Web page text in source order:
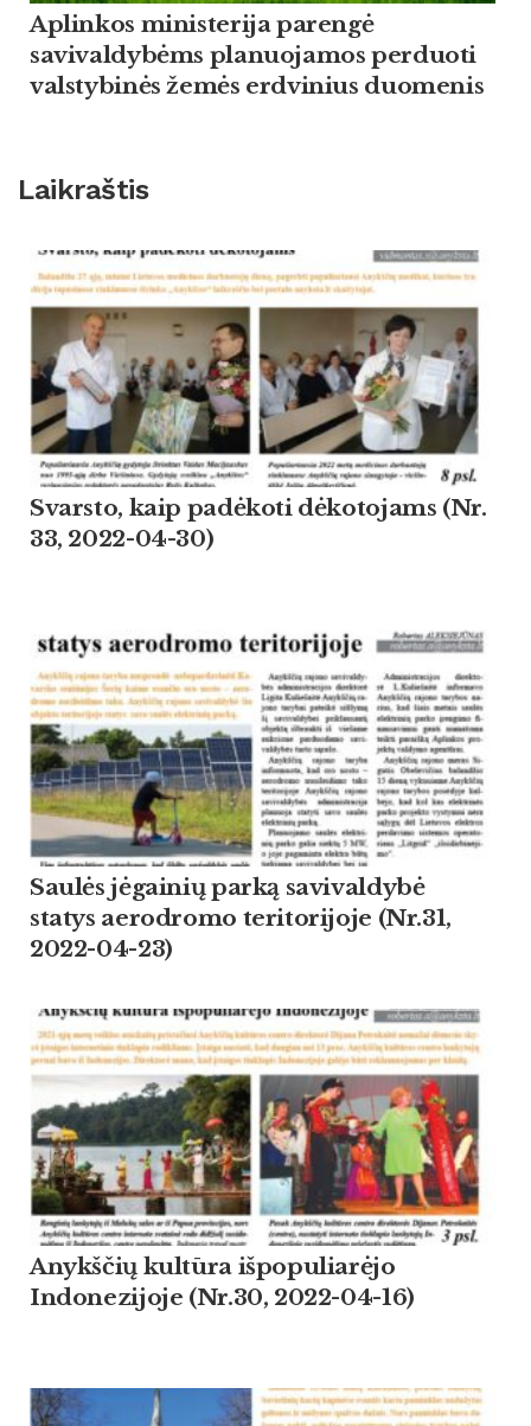
Aplinkos ministerija parengė
savivaldybėms planuojamos perduoti
valstybinės žemės erdvinius duomenis
Laikraštis
Svarsto, kaip padėkoti dėkotojams (Nr.
33, 2022-04-30)
Saulės jėgainių parką savivaldybė
statys aerodromo teritorijoje (Nr.31,
2022-04-23)
Anykščių kultūra išpopuliarėjo
Indonezijoje (Nr.30, 2022-04-16)